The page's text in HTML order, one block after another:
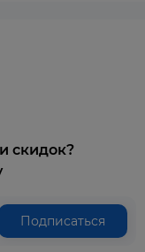
скидок?
Подписаться